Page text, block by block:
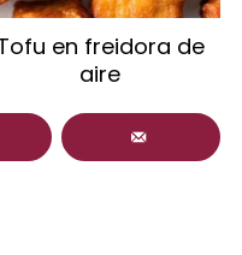
en freidora de
aire